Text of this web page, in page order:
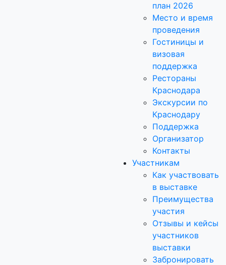
план 2026
Место и время
проведения
Гостиницы и
визовая
поддержка
Рестораны
Краснодара
Экскурсии по
Краснодару
Поддержка
Организатор
Контакты
Участникам
Как участвовать
в выставке
Преимущества
участия
Отзывы и кейсы
участников
выставки
Забронировать